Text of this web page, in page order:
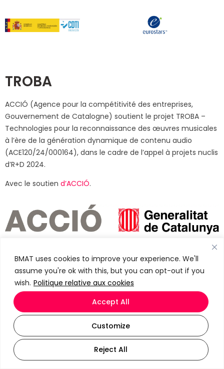
BMAT uses cookies to improve your experience. We'll
assume you're ok with this, but you can opt-out if you
wish. Politique relative aux cookies
Customize
Reject All
Accept All
TROBA
ACCIÓ (Agence pour la compétitivité des entreprises,
Gouvernement de Catalogne) soutient le projet TROBA –
Technologies pour la reconnaissance des œuvres musicales
à l’ère de la génération dynamique de contenu audio
(ACE120/24/000164), dans le cadre de l’appel à projets nuclis
d’R+D 2024.
Avec le soutien d’ACCIÓ.
Torres Quevedo 2024